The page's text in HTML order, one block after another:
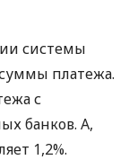
системы
суммы платежа.
с
банков. А,
1,2%.